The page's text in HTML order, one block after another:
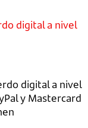
digital a nivel
digital a nivel
y Mastercard